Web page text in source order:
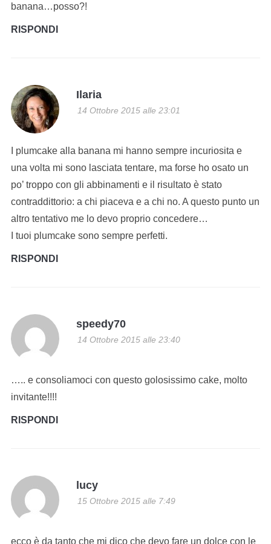
banana…posso?!
RISPONDI
Ilaria
14 Ottobre 2015 alle 23:01
I plumcake alla banana mi hanno sempre incuriosita e
una volta mi sono lasciata tentare, ma forse ho osato un
po’ troppo con gli abbinamenti e il risultato è stato
contraddittorio: a chi piaceva e a chi no. A questo punto un
altro tentativo me lo devo proprio concedere…
I tuoi plumcake sono sempre perfetti.
RISPONDI
speedy70
14 Ottobre 2015 alle 23:40
….. e consoliamoci con questo golosissimo cake, molto
invitante!!!!
RISPONDI
lucy
15 Ottobre 2015 alle 7:49
ecco è da tanto che mi dico che devo fare un dolce con le